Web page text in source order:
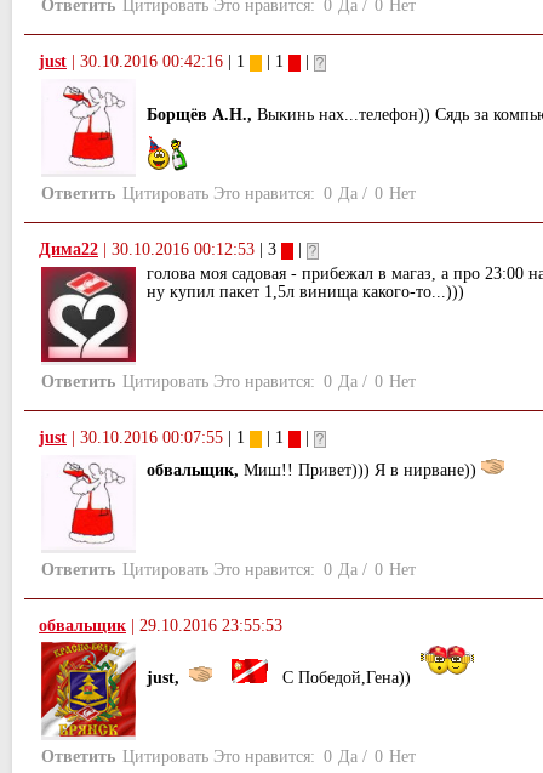
Ответить Цитировать Это нравится: 0 Да / 0 Нет
just 30.10.2016 00:42:16 | 1 | 1
Борщёв А.Н., Выкинь нах...телефон)) Сядь за
Ответить Цитировать Это нравится: 0 Да / 0 Нет
Дима22 30.10.2016 00:12:53 | 3
голова моя садовая - прибежал в магаз, а про 23:00
ну купил пакет 1,5л винища какого-то...)))
Ответить Цитировать Это нравится: 0 Да / 0 Нет
just 30.10.2016 00:07:55 | 1 | 1
обвальщик, Миш!! Привет))) Я в нирване))
Ответить Цитировать Это нравится: 0 Да / 0 Нет
обвальщик | 29.10.2016 23:55:53
just, С Победой,Гена))
Ответить Цитировать Это нравится: 0 Да / 0 Нет